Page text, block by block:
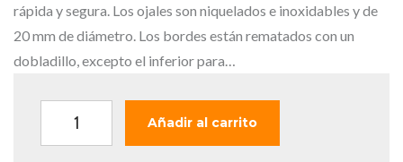
i
n
a
l
e
r
a
l
s
1
rápida y segura. Los ojales son niquelados e inoxidables y de
20 mm de diámetro. Los bordes están rematados con un
dobladillo, excepto el inferior para…
Añadir al carrito